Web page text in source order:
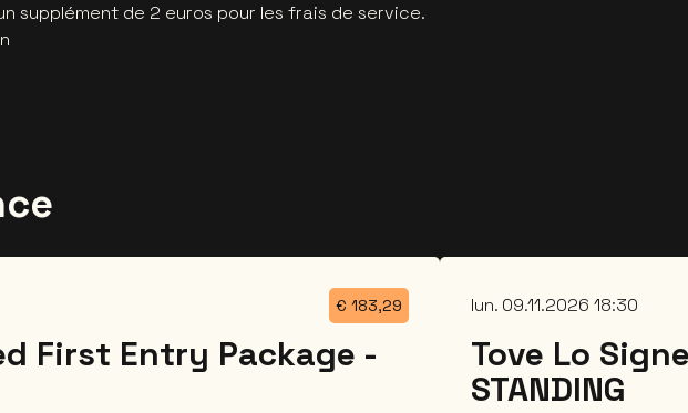
supplément de 2 euros pour les frais de service.
€ 183,29
First Entry Package -
lun. 09.11.2026 18:30
Tove Lo
STANDING